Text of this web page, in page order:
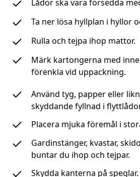
Lådor ska vara försedda
Ta ner lösa hyllplan i hyllor
Rulla och tejpa ihop mattor.
Märk kartongerna med
förenkla vid uppackning.
Använd tyg, papper eller
skyddande fyllnad i
Placera mjuka föremål i
Gardinstänger, kvastar,
buntar du ihop och tejpar.
Skydda kanterna på speglar.